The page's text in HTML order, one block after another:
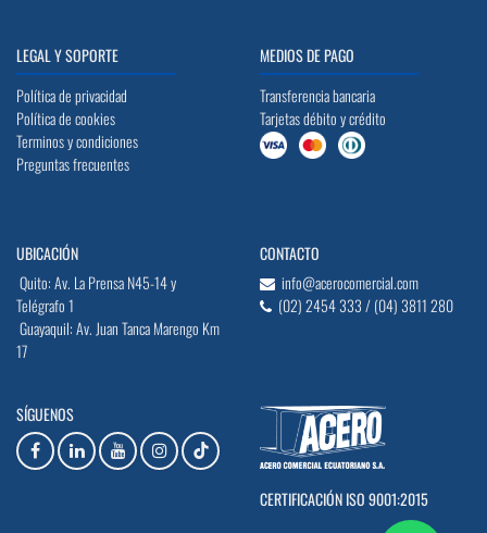
LEGAL Y SOPORTE
Política de privacidad
Política de cookies
Terminos y condiciones
Preguntas frecuentes
MEDIOS DE PAGO
Transferencia bancaria
Tarjetas débito y crédito
UBICACIÓN
Quito: Av. La Prensa N45-14 y
Telégrafo 1
Guayaquil: Av. Juan Tanca Marengo Km
17
CONTACTO
info@acerocomercial.com
(02) 2454 333 / (04) 3811 280
SÍGUENOS
CERTIFICACIÓN ISO 9001:2015